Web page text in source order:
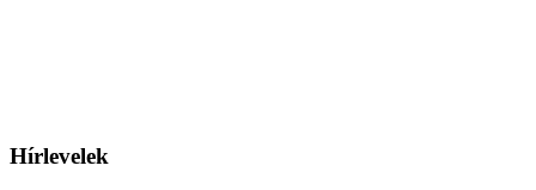
Hírlevelek